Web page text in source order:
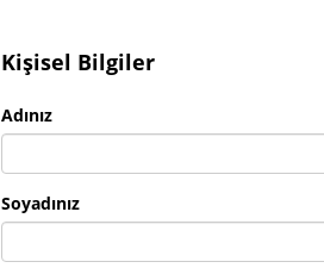
Kişisel Bilgiler
Adınız
Soyadınız